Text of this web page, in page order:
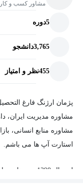
مشاور کسب و کار
5دوره
3,765دانشجو
455نظر و امتیاز
پژمان ارژنگ فارغ
مشاوره مدیریت ایران،
مشاوره منابع انسانی،
استارت آپ ها می باشم.